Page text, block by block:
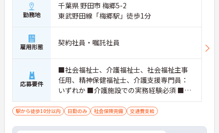
勤務地
千葉県 野田市 梅郷5-2
東武野田線「梅郷駅」徒歩1分
雇用形態 契約社員・嘱託社員
応募要件
■社会福祉士、介護福祉士、社会福祉主事
任用、精神保健福祉士、介護支援専門員：
いずれか ■介護施設での実務経験必須 ■普
通自動車運転免許必須
駅から徒歩10分以内 日勤のみ 社会保険完備 交通費支給